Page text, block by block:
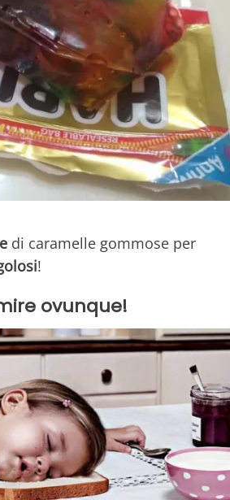
di caramelle gommose per
!
ovunque!